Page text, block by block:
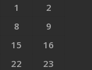
1
2
8
9
15
16
22
23